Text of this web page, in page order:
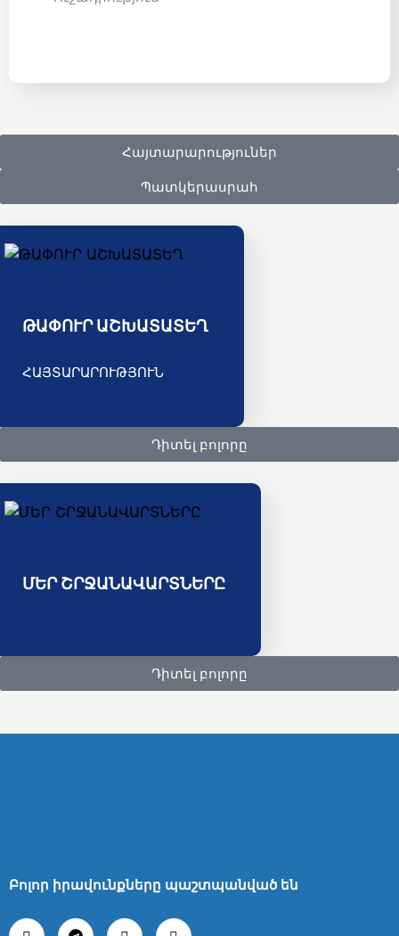
Հայտարարություներ
Պատկերասրահ
ԹԱՓՈՒՐ ԱՇԽԱՏԱՏԵՂ
ՀԱՅՏԱՐԱՐՈՒԹՅՈՒՆ
Դիտել բոլորը
ՄԵՐ ՇՐՋԱՆԱՎԱՐՏՆԵՐԸ
Դիտել բոլորը
Բոլոր իրավունքները պաշտպանված են